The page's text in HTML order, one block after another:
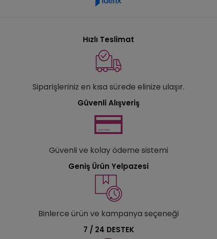
Hızlı Teslimat
Siparişleriniz en kısa sürede elinize ulaşır.
Güvenli Alışveriş
Güvenli ve kolay ödeme sistemi
Geniş Ürün Yelpazesi
Binlerce ürün ve kampanya seçeneği
7 / 24 DESTEK